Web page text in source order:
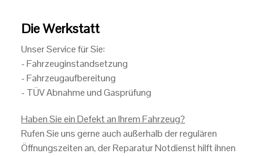
Die Werkstatt
Unser Service für Sie:
- Fahrzeuginstandsetzung
- Fahrzeugaufbereitung
- TÜV Abnahme und Gasprüfung
Haben Sie ein Defekt an Ihrem Fahrzeug?
Rufen Sie uns gerne auch außerhalb der regulären
Öffnungszeiten an, der Reparatur Notdienst hilft ihnen